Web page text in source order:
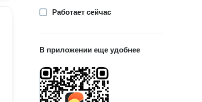
Работает сейчас
В приложении еще удобнее